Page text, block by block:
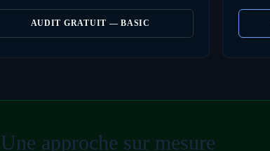
AUDIT GRATUIT — BASIC
Une approche sur mesure